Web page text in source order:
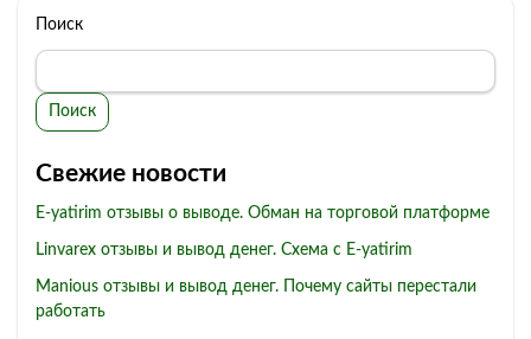
Поиск
Поиск
Свежие новости
E-yatirim отзывы о выводе. Обман на торговой платформе
Linvarex отзывы и вывод денег. Схема с E-yatirim
Manious отзывы и вывод денег. Почему сайты перестали
работать